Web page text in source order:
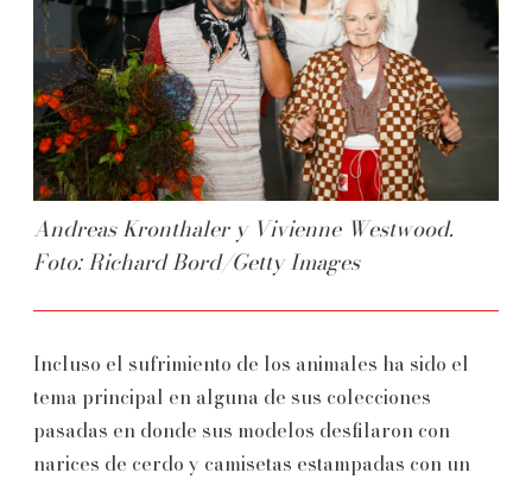
Andreas Kronthaler y Vivienne Westwood.
Foto: Richard Bord/Getty Images
Incluso el sufrimiento de los animales ha sido el
tema principal en alguna de sus colecciones
pasadas en donde sus modelos desfilaron con
narices de cerdo y camisetas estampadas con un